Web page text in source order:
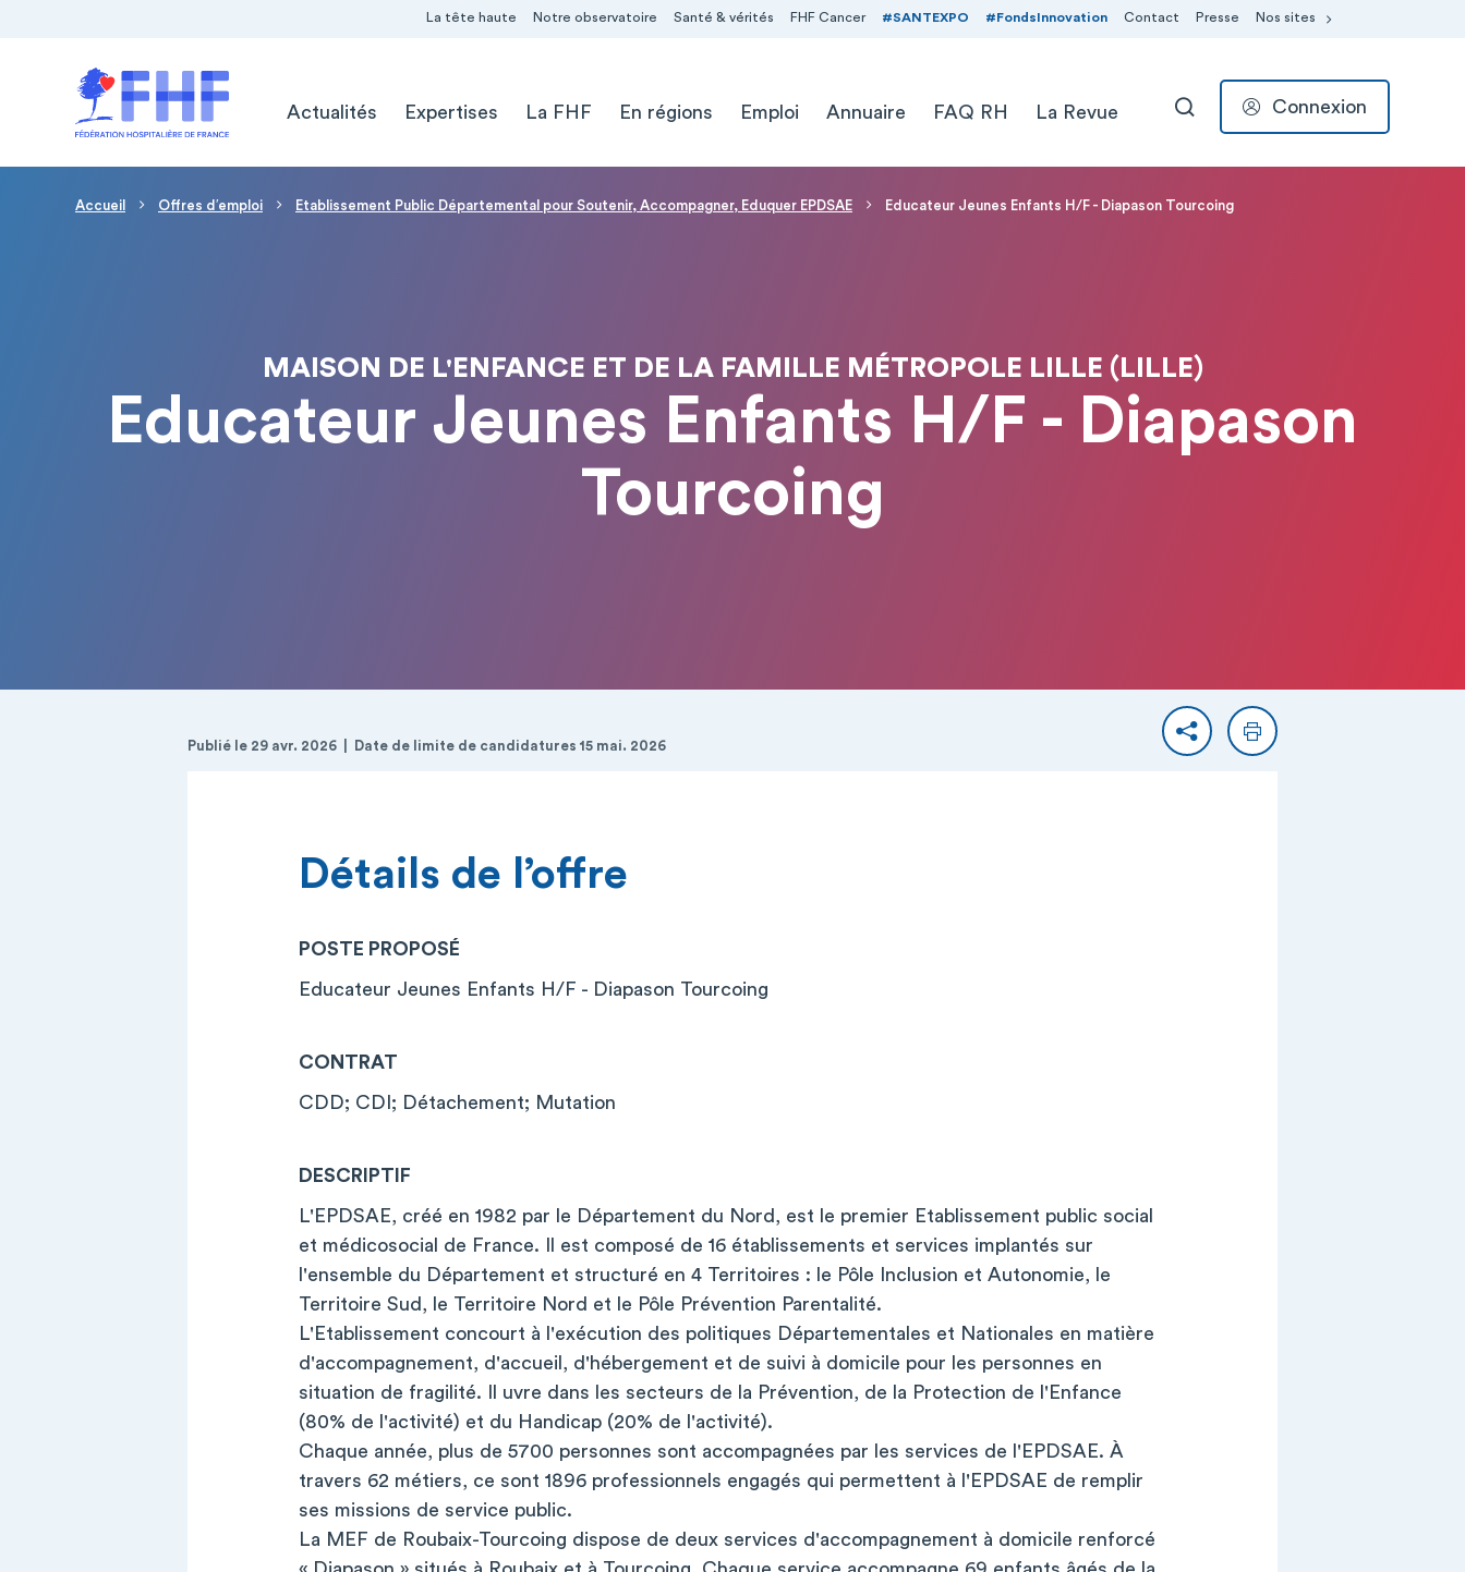
La tête haute Notre observatoire Santé & vérités FHF Cancer #SANTEXPO #FondsInnovation Contact Presse Nos sites
Actualités
Expertises La FHF En régions Emploi Annuaire FAQ RH La Revue RECHERCHER
Connexion
Fil d'Ariane
Accueil Offres d′emploi Etablissement Public Départemental pour Soutenir, Accompagner, Eduquer EPDSAE Educateur Jeunes Enfants H/F - Diapason Tourcoing
MAISON DE L'ENFANCE ET DE LA FAMILLE MÉTROPOLE LILLE (LILLE)
Educateur Jeunes Enfants H/F - Diapason
Tourcoing
Publié le 29 avr. 2026 Date de limite de candidatures 15 mai. 2026 PartagerImprimer
Détails de l’offre
POSTE PROPOSÉ
Educateur Jeunes Enfants H/F - Diapason Tourcoing
CONTRAT
CDD; CDI; Détachement; Mutation
DESCRIPTIF
L'EPDSAE, créé en 1982 par le Département du Nord, est le premier Etablissement public social
et médicosocial de France. Il est composé de 16 établissements et services implantés sur
l'ensemble du Département et structuré en 4 Territoires : le Pôle Inclusion et Autonomie, le
Territoire Sud, le Territoire Nord et le Pôle Prévention Parentalité.
L'Etablissement concourt à l'exécution des politiques Départementales et Nationales en matière
d'accompagnement, d'accueil, d'hébergement et de suivi à domicile pour les personnes en
situation de fragilité. Il uvre dans les secteurs de la Prévention, de la Protection de l'Enfance
(80% de l'activité) et du Handicap (20% de l'activité).
Chaque année, plus de 5700 personnes sont accompagnées par les services de l'EPDSAE. À
travers 62 métiers, ce sont 1896 professionnels engagés qui permettent à l'EPDSAE de remplir
ses missions de service public.
La MEF de Roubaix-Tourcoing dispose de deux services d'accompagnement à domicile renforcé